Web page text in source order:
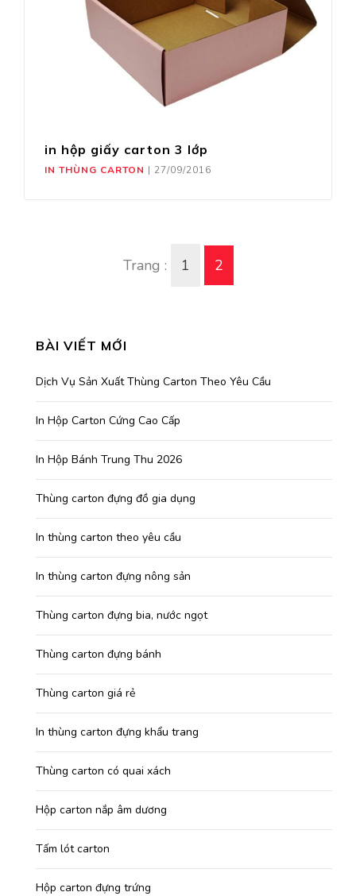
in hộp giấy carton 3 lớp
IN THÙNG CARTON | 27/09/2016
Trang : 1 2
BÀI VIẾT MỚI
Dịch Vụ Sản Xuất Thùng Carton Theo Yêu Cầu
In Hộp Carton Cứng Cao Cấp
In Hộp Bánh Trung Thu 2026
Thùng carton đựng đồ gia dụng
In thùng carton theo yêu cầu
In thùng carton đựng nông sản
Thùng carton đựng bia, nước ngọt
Thùng carton đựng bánh
Thùng carton giá rẻ
In thùng carton đựng khẩu trang
Thùng carton có quai xách
Hộp carton nắp âm dương
Tấm lót carton
Hộp carton đựng trứng